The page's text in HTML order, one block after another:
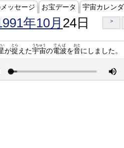
ッセージ お宝データ 宇宙カレン
年10月 24日 >
い
が捉
とら
えた宇宙
うちゅう
の電波
でんぱ
を音
おと
にしました。